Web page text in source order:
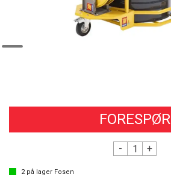
FORESPØR
- +
2på lager Fosen